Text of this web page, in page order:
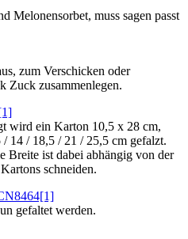
Melonensorbet, muss sagen passt
zum Verschicken oder
Zuck zusammenlegen.
wird ein Karton 10,5 x 28 cm,
14 / 18,5 / 21 / 25,5 cm gefalzt.
Breite ist dabei abhängig von der
schneiden.
gefaltet werden.